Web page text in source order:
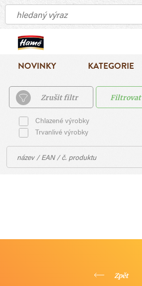
NOVINKY KATEGORIE
Zrušit filtr Filtrovat
Chlazené výrobky
Trvanlivé výrobky
Zpět